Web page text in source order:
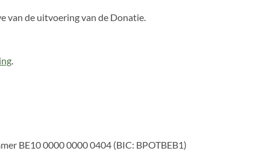
van de uitvoering van de Donatie.
.
BE10 0000 0000 0404 (BIC: BPOTBEB1)